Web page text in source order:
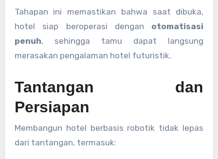
Tahapan ini memastikan bahwa saat dibuka,
hotel siap beroperasi dengan otomatisasi
penuh, sehingga tamu dapat langsung
merasakan pengalaman hotel futuristik.
Tantangan dan
Persiapan
Membangun hotel berbasis robotik tidak lepas
dari tantangan, termasuk: